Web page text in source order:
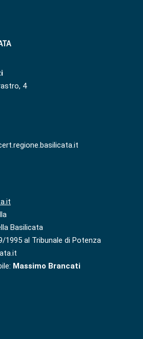
4
Basilicata
1995 al Tribunale di Potenza
Massimo Brancati